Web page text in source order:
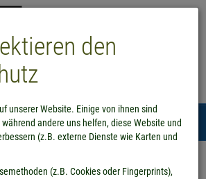
den
unserer Website. Einige von ihnen sind
andere uns helfen, diese Website und
(z.B. externe Dienste wie Karten und
(z.B. Cookies oder Fingerprints),
0